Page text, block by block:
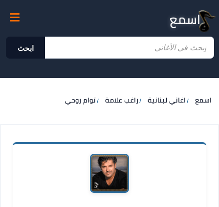
اسمع
ابحث
اسمع اغاني لبنانية راغب علامة توام روحي